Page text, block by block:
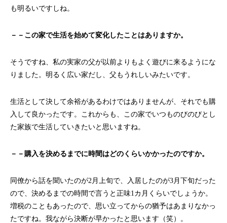
も明るいですしね。
－－この家で生活を始めて変化したことはありますか。
そうですね、私の実家の父が以前よりもよく遊びに来るようにな
りました。明るく広い家だし、父もうれしいみたいです。
生活として決して余裕があるわけではありませんが、それでも購
入して良かったです。これからも、この家でいつものびのびとし
た家族で生活していきたいと思いますね。
－－購入を決めるまでに時間はどのくらいかかったのですか。
同僚から話を聞いたのが2月上旬で、入居したのが3月下旬だった
ので、決めるまでの時間で言うと正味1カ月くらいでしょうか。
増税のこともあったので、思い立ってからの猶予はあまりなかっ
たですね。我ながら決断が早かったと思います（笑）。